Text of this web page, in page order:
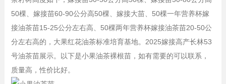
50棵、嫁接苗60-90公分高50棵、嫁接大苗、50棵一年营养杯嫁
接油茶苗15-25公分左右高、50棵两年营养杯嫁接油茶苗20-50公
分左右高的，大果红花油茶标准培育基地。2025嫁接高产长林53
号油茶苗展示。以下是小果油茶裸根苗，如有需要的可以联系，
质量高，性价比好。